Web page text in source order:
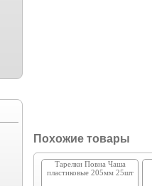
Похожие товары
Тарелки Повна Чаша
плаcтиковые 205мм 25шт